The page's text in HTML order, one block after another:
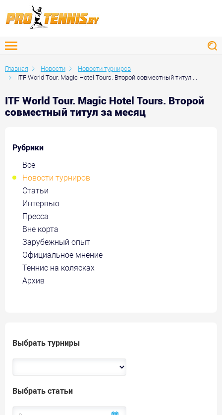
Главная Новости
Новости турниров
ITF World Tour. Magic Hotel Tours. Второй совместный титул ...
ITF World Tour. Magic Hotel Tours. Второй
совместный титул за месяц
Рубрики
Все
Новости турниров
Статьи
Интервью
Пресса
Вне корта
Зарубежный опыт
Официальное мнение
Теннис на колясках
Архив
Выбрать турниры
Выбрать статьи